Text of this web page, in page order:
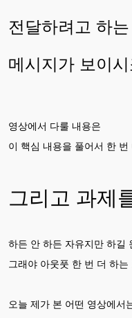
전달하려고 하는
메시지가 보이
영상에서 다룰 내용은
이 핵심 내용을 풀어서 한
그리고 과제
하든 안 하든 자유지만 하길
그래야 아웃풋 한 번 더 하는
오늘 제가 본 어떤 영상에서